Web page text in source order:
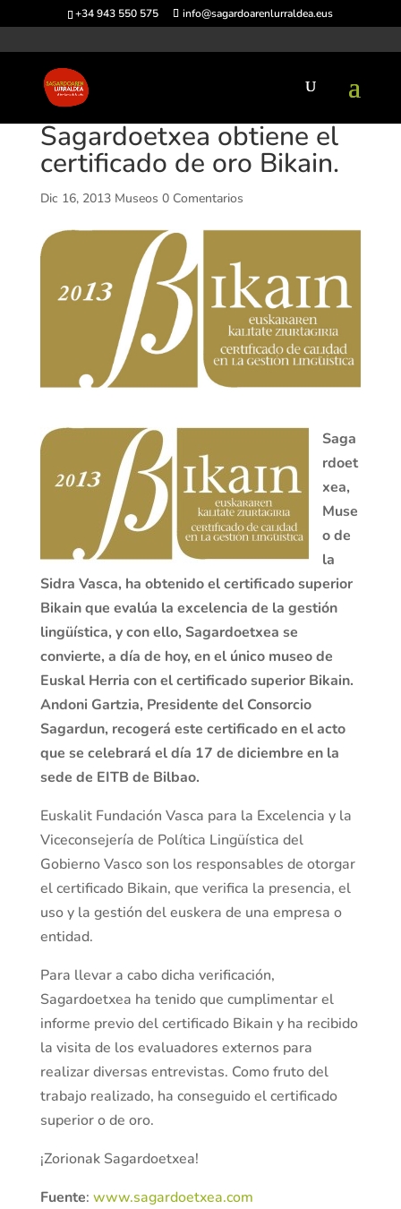
+34 943 550 575 info@sagardoarenlurraldea.eus
Sagardoetxea obtiene el
certificado de oro Bikain.
Dic 16, 2013 Museos 0 Comentarios
Saga
rdoet
xea,
Muse
o de
la
Sidra Vasca, ha obtenido el certificado superior
Bikain que evalúa la excelencia de la gestión
lingüística, y con ello, Sagardoetxea se
convierte, a día de hoy, en el único museo de
Euskal Herria con el certificado superior Bikain.
Andoni Gartzia, Presidente del Consorcio
Sagardun, recogerá este certificado en el acto
que se celebrará el día 17 de diciembre en la
sede de EITB de Bilbao.
Euskalit Fundación Vasca para la Excelencia y la
Viceconsejería de Política Lingüística del
Gobierno Vasco son los responsables de otorgar
el certificado Bikain, que verifica la presencia, el
uso y la gestión del euskera de una empresa o
entidad.
Para llevar a cabo dicha verificación,
Sagardoetxea ha tenido que cumplimentar el
informe previo del certificado Bikain y ha recibido
la visita de los evaluadores externos para
realizar diversas entrevistas. Como fruto del
trabajo realizado, ha conseguido el certificado
superior o de oro.
¡Zorionak Sagardoetxea!
Fuente: www.sagardoetxea.com